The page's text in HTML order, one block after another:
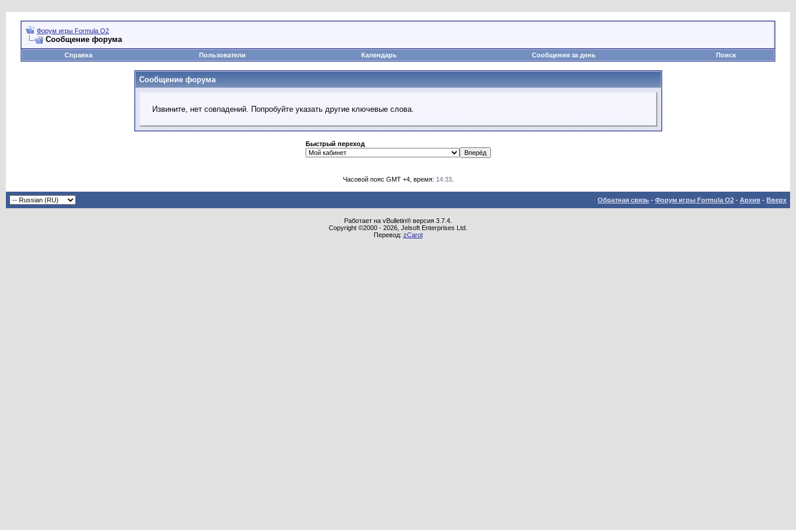
Форум игры Formula O2
Сообщение форума
Справка Пользователи Календарь Сообщения за день Поиск
Сообщение форума
Извините, нет совпадений. Попробуйте указать другие ключевые слова.
Быстрый переход
Часовой пояс GMT +4, время: 14:33.
Обратная связь - Форум игры Formula O2 - Архив - Вверх
Работает на vBulletin® версия 3.7.4.
Copyright ©2000 - 2026, Jelsoft Enterprises Ltd.
Перевод: zCarot